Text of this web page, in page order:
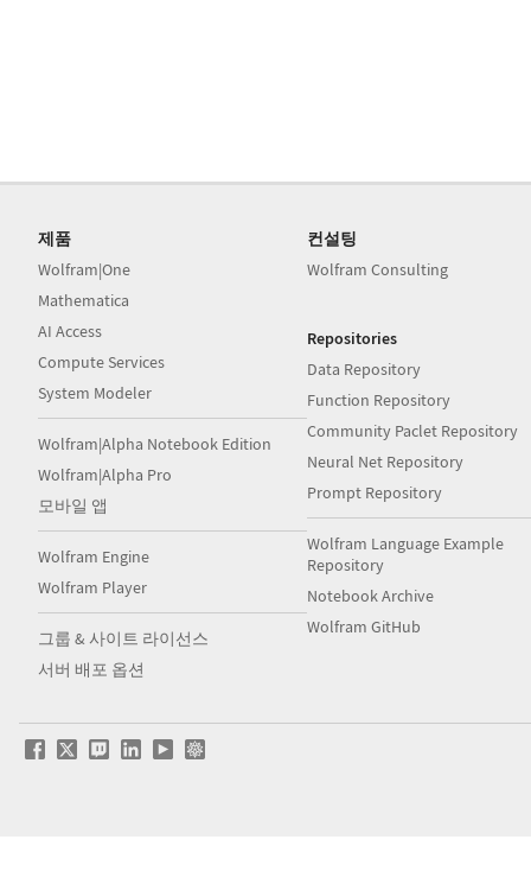
제품
Wolfram|One
Mathematica
AI Access
Compute Services
System Modeler
Wolfram|Alpha Notebook Edition
Wolfram|Alpha Pro
모바일 앱
Wolfram Engine
Wolfram Player
그룹 & 사이트 라이선스
서버 배포 옵션
컨설팅
Wolfram Consulting
Repositories
Data Repository
Function Repository
Community Paclet Repository
Neural Net Repository
Prompt Repository
Wolfram Language Example
Repository
Notebook Archive
Wolfram GitHub